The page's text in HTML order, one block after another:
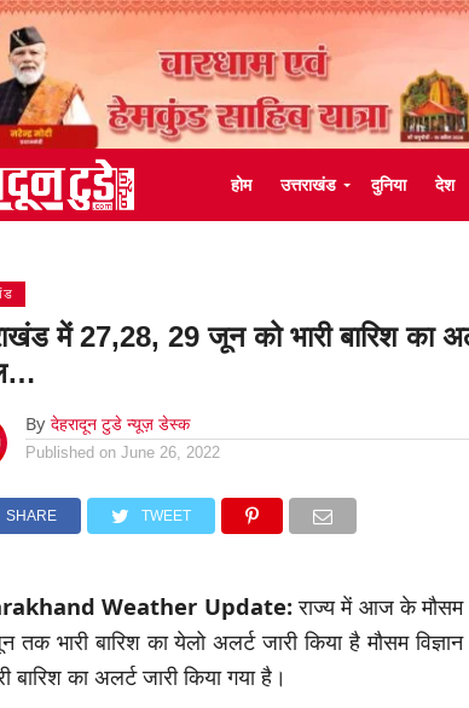
होम उत्तराखंड दुनिया देश
में 27,28, 29 जून को भारी बारिश का
By देहरादून टुडे न्यूज़ डेस्क
Published on June 26, 2022
SHARE TWEET
Weather Update:राज्य में आज के मौसम
भारी बारिश का येलो अलर्ट जारी किया है मौसम
बारिश का अलर्ट जारी किया गया है।